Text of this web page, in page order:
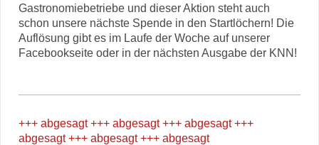
Gastronomiebetriebe und dieser Aktion steht auch
schon unsere nächste Spende in den Startlöchern! Die
Auflösung gibt es im Laufe der Woche auf unserer
Facebookseite oder in der nächsten Ausgabe der KNN!
+++ abgesagt +++ abgesagt +++ abgesagt +++
abgesagt +++ abgesagt +++ abgesagt